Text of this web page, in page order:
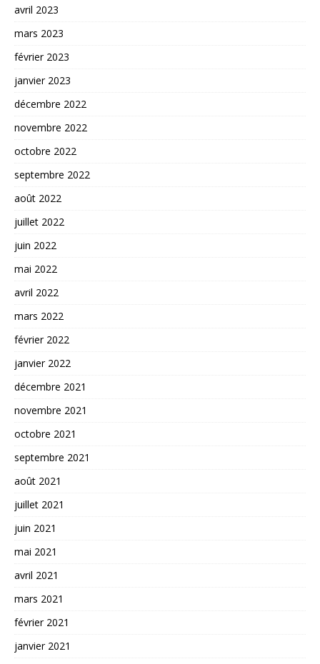
avril 2023
mars 2023
février 2023
janvier 2023
décembre 2022
novembre 2022
octobre 2022
septembre 2022
août 2022
juillet 2022
juin 2022
mai 2022
avril 2022
mars 2022
février 2022
janvier 2022
décembre 2021
novembre 2021
octobre 2021
septembre 2021
août 2021
juillet 2021
juin 2021
mai 2021
avril 2021
mars 2021
février 2021
janvier 2021